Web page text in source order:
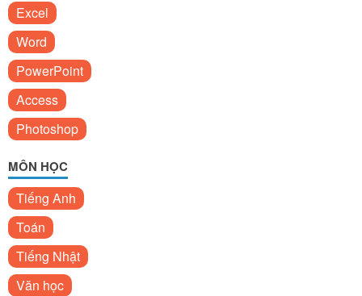
Excel
Word
PowerPoint
Access
Photoshop
MÔN HỌC
Tiếng Anh
Toán
Tiếng Nhật
Văn học